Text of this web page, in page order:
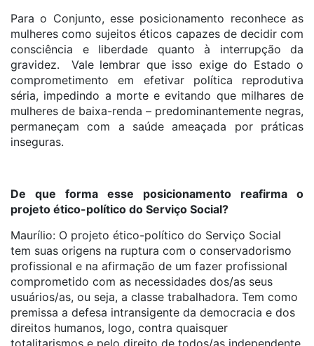
Para o Conjunto, esse posicionamento reconhece as
mulheres como sujeitos éticos capazes de decidir com
consciência e liberdade quanto à interrupção da
gravidez. Vale lembrar que isso exige do Estado o
comprometimento em efetivar política reprodutiva
séria, impedindo a morte e evitando que milhares de
mulheres de baixa-renda – predominantemente negras,
permaneçam com a saúde ameaçada por práticas
inseguras.
De que forma esse posicionamento reafirma o
projeto ético-político do Serviço Social?
Maurílio: O projeto ético-político do Serviço Social
tem suas origens na ruptura com o conservadorismo
profissional e na afirmação de um fazer profissional
comprometido com as necessidades dos/as seus
usuários/as, ou seja, a classe trabalhadora. Tem como
premissa a defesa intransigente da democracia e dos
direitos humanos, logo, contra quaisquer
totalitarismos e pelo direito de todos/as independente